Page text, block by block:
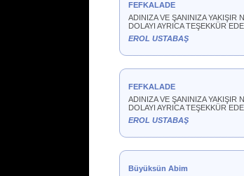
FEFKALADE
ADINIZA VE ŞANINIZA YAKIŞIR
DOLAYI AYRICA TEŞEKKÜR
EROL USTABAŞ
FEFKALADE
ADINIZA VE ŞANINIZA YAKIŞIR
DOLAYI AYRICA TEŞEKKÜR
EROL USTABAŞ
Büyüksün Abim